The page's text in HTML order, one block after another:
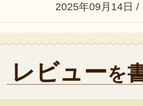
2025年09月14日 /
レビューを